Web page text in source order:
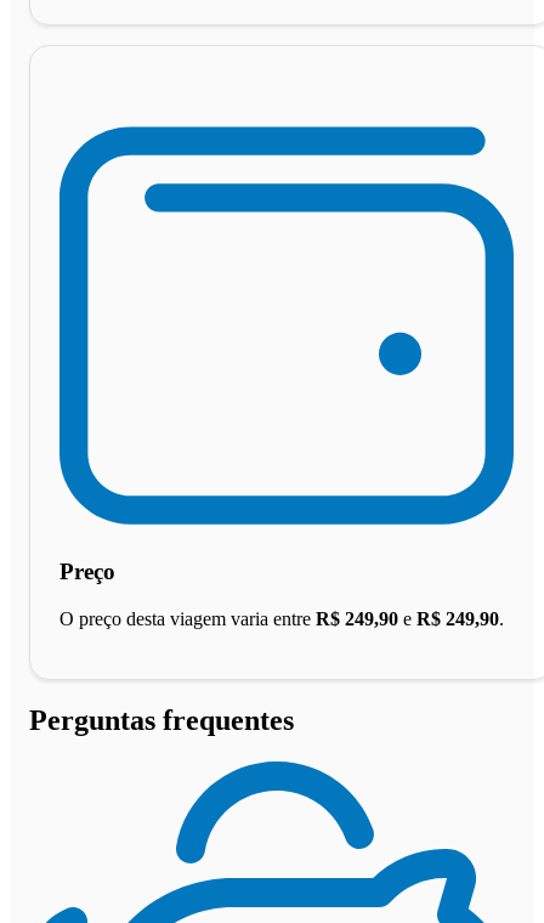
Preço
O preço desta viagem varia entre R$ 249,90 e R$ 249,90.
Perguntas frequentes